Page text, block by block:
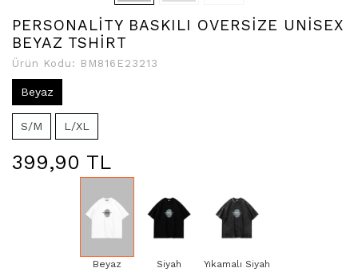
PERSONALİTY BASKILI OVERSİZE UNİSEX
BEYAZ TSHİRT
Ürün Kodu: BM816E23213
Beyaz
S/M L/XL
399,90 TL
Beyaz Siyah Yıkamalı Siyah